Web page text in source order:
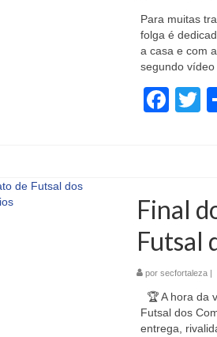
Para muitas
folga é
a casa e com
segundo
Final
Futsal
por secfortaleza|
🏆 A hora da
Futsal dos
entrega,